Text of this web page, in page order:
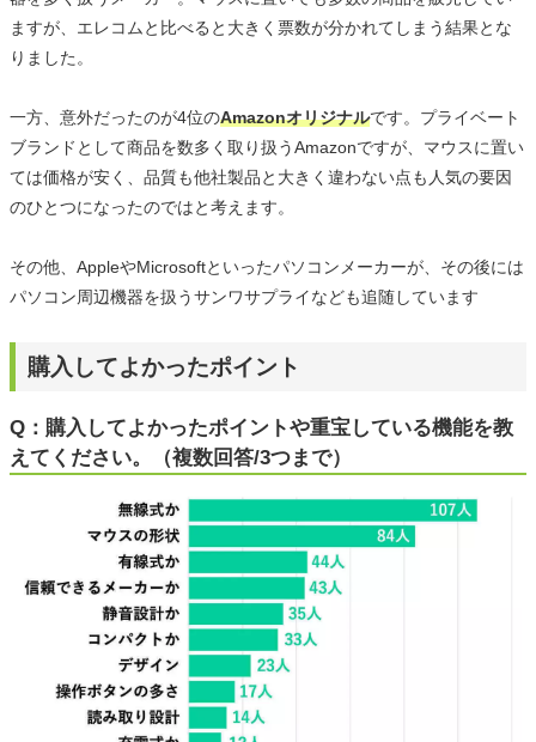
ますが、エレコムと比べると大きく票数が分かれてしまう結果とな
りました。
一方、意外だったのが4位のAmazonオリジナルです。プライベート
ブランドとして商品を数多く取り扱うAmazonですが、マウスに置い
ては価格が安く、品質も他社製品と大きく違わない点も人気の要因
のひとつになったのではと考えます。
その他、AppleやMicrosoftといったパソコンメーカーが、その後には
パソコン周辺機器を扱うサンワサプライなども追随しています
購入してよかったポイント
Q：購入してよかったポイントや重宝している機能を教
えてください。（複数回答/3つまで）